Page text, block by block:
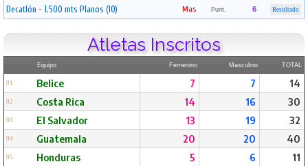
Decatlón - 1.500 mts Planos (10) Mas Punt. 6 Resultado
Atletas Inscritos
Equipo Femenino Masculino TOTAL
01 Belice 7 7 14
02 Costa Rica 14 16 30
03 El Salvador 13 19 32
04 Guatemala 20 20 40
05 Honduras 5 6 11